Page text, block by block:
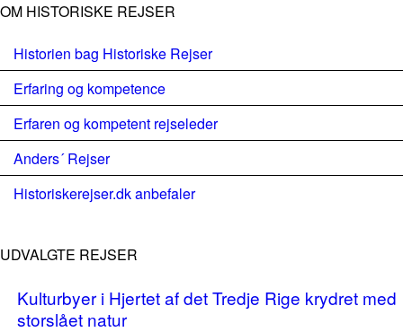
OM HISTORISKE REJSER
Historien bag Historiske Rejser
Erfaring og kompetence
Erfaren og kompetent rejseleder
Anders´ Rejser
Historiskerejser.dk anbefaler
UDVALGTE REJSER
Kulturbyer i Hjertet af det Tredje Rige krydret med
storslået natur